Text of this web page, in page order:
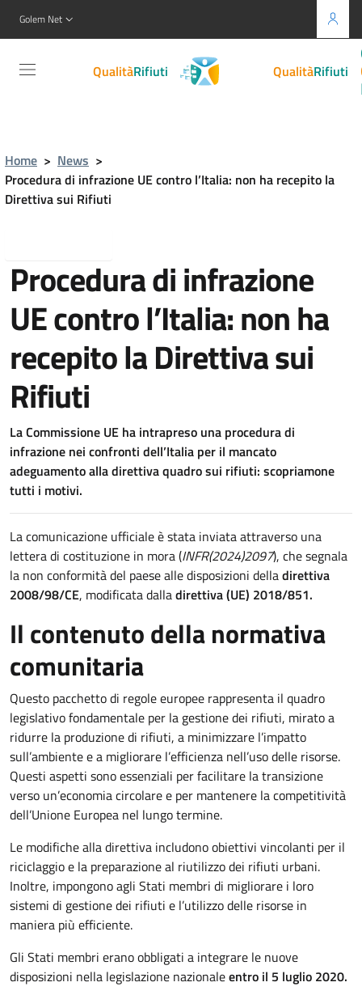
Golem Net
QualitàRifiuti QualitàRifiuti
Home > News >
Procedura di infrazione UE contro l’Italia: non ha recepito la
Direttiva sui Rifiuti
Procedura di infrazione
UE contro l’Italia: non ha
recepito la Direttiva sui
Rifiuti
La Commissione UE ha intrapreso una procedura di
infrazione nei confronti dell’Italia per il mancato
adeguamento alla direttiva quadro sui rifiuti: scopriamone
tutti i motivi.
La comunicazione ufficiale è stata inviata attraverso una
lettera di costituzione in mora (INFR(2024)2097), che segnala
la non conformità del paese alle disposizioni delladirettiva
2008/98/CE, modificata dalladirettiva (UE) 2018/851.
Il contenuto della normativa
comunitaria
Questo pacchetto di regole europee rappresenta il quadro
legislativo fondamentale per la gestione dei rifiuti, mirato a
ridurre la produzione di rifiuti, a minimizzare l’impatto
sull’ambiente e a migliorare l’efficienza nell’uso delle risorse.
Questi aspetti sono essenziali per facilitare la transizione
verso un’economia circolare e per mantenere la competitività
dell’Unione Europea nel lungo termine.
Le modifiche alla direttiva includono obiettivi vincolanti per il
riciclaggio e la preparazione al riutilizzo dei rifiuti urbani.
Inoltre, impongono agli Stati membri di migliorare i loro
sistemi di gestione dei rifiuti e l’utilizzo delle risorse in
maniera più efficiente.
Gli Stati membri erano obbligati a integrare le nuove
disposizioni nella legislazione nazionaleentro il 5 luglio 2020.